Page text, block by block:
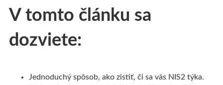
V tomto článku sa
dozviete:
Jednoduchý spôsob, ako zistiť, či sa vás NIS2 týka.